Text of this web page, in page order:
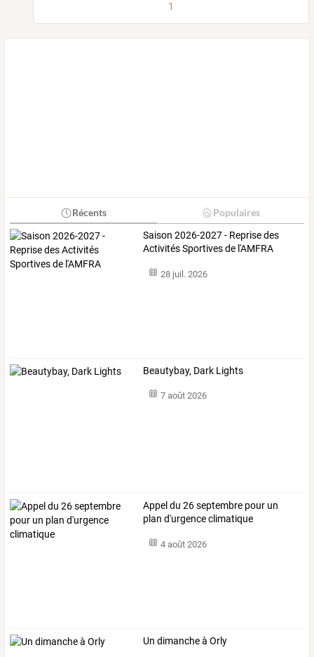
1
Récents Populaires
Saison 2026-2027 - Reprise des
Activités Sportives de l'AMFRA
28 juil. 2026
Beautybay, Dark Lights
7 août 2026
Appel du 26 septembre pour un
plan d'urgence climatique
4 août 2026
Un dimanche à Orly